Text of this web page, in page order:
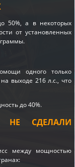
50%, а в некоторых
от установленных
одного только
выходе 216 л.с., что
до 40%.
НЕ СДЕЛАЛИ
между мощностью